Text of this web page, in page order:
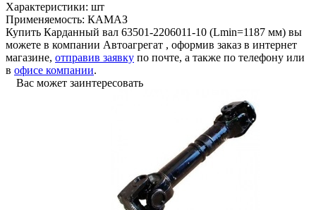
Характеристики: шт
Применяемость: КАМАЗ
Купить Карданный вал 63501-2206011-10 (Lmin=1187 мм) вы
можете в компании Автоагрегат , оформив заказ в интернет
магазине, отправив заявку по почте, а также по телефону или
в офисе компании.
Вас может заинтересовать